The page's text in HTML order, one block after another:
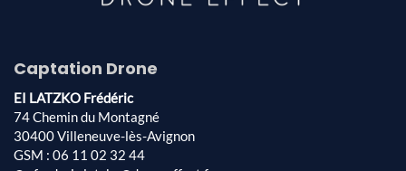
Captation Drone
EI LATZKO Frédéric
74 Chemin du Montagné
30400 Villeneuve-lès-Avignon
GSM : 06 11 02 32 44